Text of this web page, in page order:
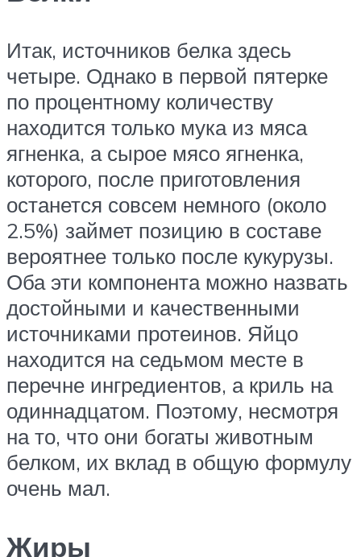
Итак, источников белка здесь
четыре. Однако в первой пятерке
по процентному количеству
находится только мука из мяса
ягненка, а сырое мясо ягненка,
которого, после приготовления
останется совсем немного (около
2.5%) займет позицию в составе
вероятнее только после кукурузы.
Оба эти компонента можно назвать
достойными и качественными
источниками протеинов. Яйцо
находится на седьмом месте в
перечне ингредиентов, а криль на
одиннадцатом. Поэтому, несмотря
на то, что они богаты животным
белком, их вклад в общую формулу
очень мал.
Жиры